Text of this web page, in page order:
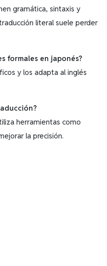
gramática, sintaxis y
literal suele perder
formales en japonés?
y los adapta al inglés
herramientas como
la precisión.